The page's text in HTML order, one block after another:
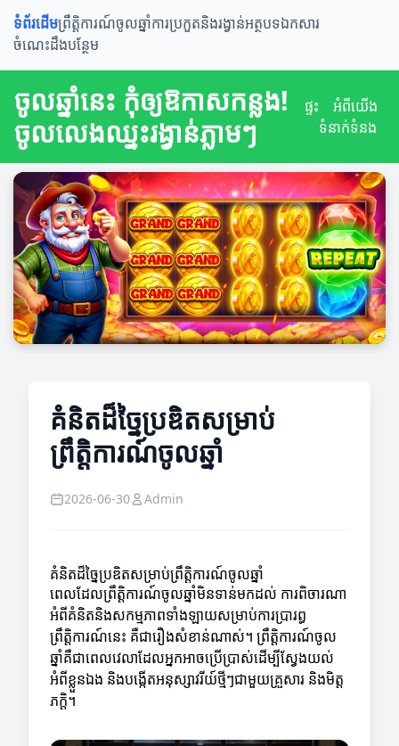
ទំព័រដើមព្រឹត្តិការណ៍ចូលឆ្នាំការប្រកួតនិងរង្វាន់អត្ថបទឯកសារ
ចំណេះដឹងបន្ថែម
ចូលឆ្នាំនេះ កុំឲ្យឱកាសកន្លង!
ចូលលេងឈ្នះរង្វាន់ភ្លាមៗ
ផ្ទះ
អំពី​យើង
ទំនាក់ទំនង
គំនិតដ៏ច្នៃប្រឌិតសម្រាប់
ព្រឹត្តិការណ៍ចូលឆ្នាំ
2026-06-30 Admin
គំនិតដ៏ច្នៃប្រឌិតសម្រាប់ព្រឹត្តិការណ៍ចូលឆ្នាំ
ពេលដែលព្រឹត្តិការណ៍ចូលឆ្នាំមិនទាន់មកដល់ ការពិចារណា
អំពីគំនិតនិងសកម្មភាពទាំងឡាយសម្រាប់ការប្រារព្ធ
ព្រឹត្តិការណ៍នេះ គឺជារឿងសំខាន់ណាស់។ ព្រឹត្តិការណ៍ចូល
ឆ្នាំគឺជាពេលវេលាដែលអ្នកអាចប្រើប្រាស់ដើម្បីស្វែងយល់
អំពីខ្លួនឯង និងបង្កើតអនុស្សាវរីយ៍ថ្មីៗជាមួយគ្រួសារ និងមិត្ត
ភក្តិ។